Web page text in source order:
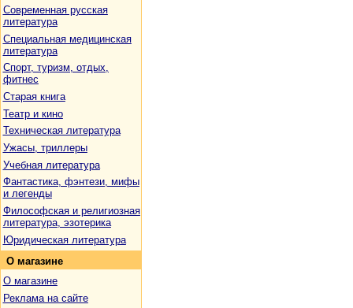
Современная русская
литература
Специальная медицинская
литература
Спорт, туризм, отдых,
фитнес
Старая книга
Театр и кино
Техническая литература
Ужасы, триллеры
Учебная литература
Фантастика, фэнтези, мифы
и легенды
Философская и религиозная
литература, эзотерика
Юридическая литература
О магазине
О магазине
Реклама на сайте